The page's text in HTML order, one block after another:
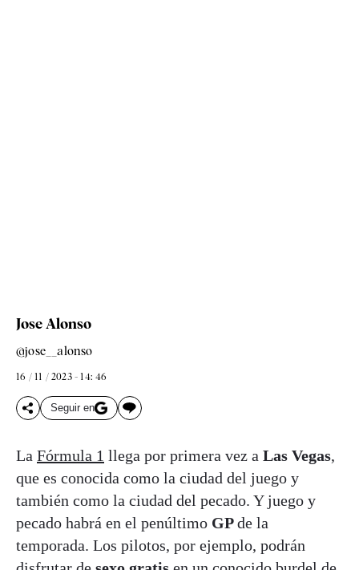
Jose Alonso
@jose__alonso
16 / 11 / 2023 - 14: 46
Seguir en
La Fórmula 1 llega por primera vez a Las Vegas,
que es conocida como la ciudad del juego y
también como la ciudad del pecado. Y juego y
pecado habrá en el penúltimo GPde la
temporada. Los pilotos, por ejemplo, podrán